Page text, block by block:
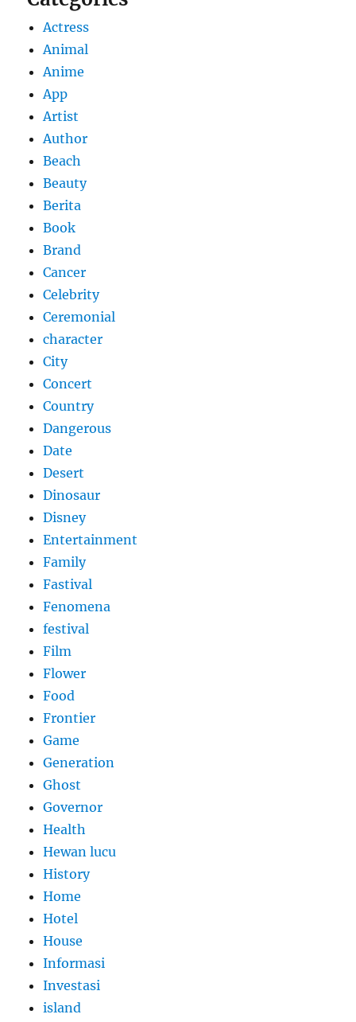
Actress
Animal
Anime
App
Artist
Author
Beach
Beauty
Berita
Book
Brand
Cancer
Celebrity
Ceremonial
character
City
Concert
Country
Dangerous
Date
Desert
Dinosaur
Disney
Entertainment
Family
Fastival
Fenomena
festival
Film
Flower
Food
Frontier
Game
Generation
Ghost
Governor
Health
Hewan lucu
History
Home
Hotel
House
Informasi
Investasi
island